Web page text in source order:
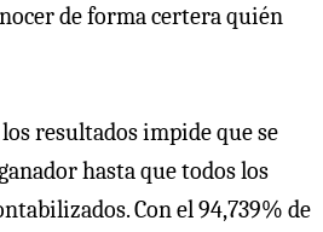
de forma certera quién
resultados impide que se
hasta que todos los
Con el 94,739% de